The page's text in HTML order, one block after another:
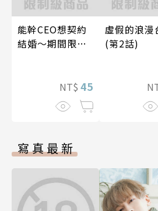
能幹CEO想契約
結婚～期間限定
NT$ 45
虛假的浪漫
(第2話)
寫真最新